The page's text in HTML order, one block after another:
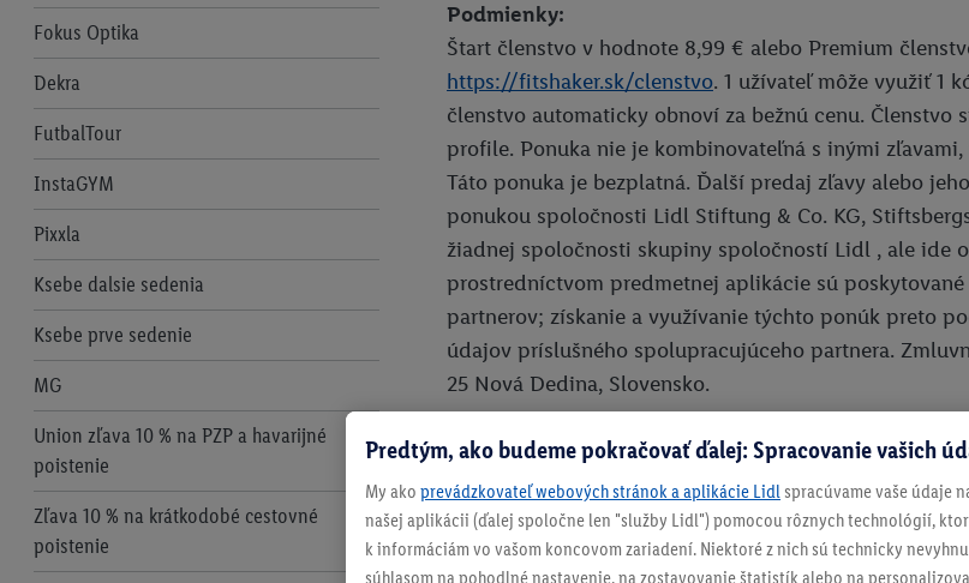
Fokus Optika
Dekra
FutbalTour
InstaGYM
Pixxla
Ksebe dalsie sedenia
Ksebe prve sedenie
MG
Union zľava 10 % na PZP a havarijné
poistenie
Zľava 10 % na krátkodobé cestovné
poistenie
Podmienky:
Štart členstvo v hodnote 8,99 € alebo Premium
https://fitshaker.sk/clenstvo. 1 užívateľ môže využiť 1
členstvo automaticky obnoví za bežnú cenu.
profile. Ponuka nie je kombinovateľná s inými
Táto ponuka je bezplatná. Ďalší predaj zľavy alebo
ponukou spoločnosti Lidl Stiftung & Co. KG,
žiadnej spoločnosti skupiny spoločností Lidl , ale ide
prostredníctvom predmetnej aplikácie sú
partnerov; získanie a využívanie týchto ponúk preto
údajov príslušného spolupracujúceho partnera.
25 Nová Dedina, Slovensko.
Postup pre uplatnenie zľavového kódu:
Skopíruj si kód z aplikácie Lidl Plus.
Na stránke fitshaker.sk sa prihlás do svojho účtu
Na hlavnej stránke hore vo fialovom banneri alebo vo
Predtým, ako budeme pokračovať ďalej: Spracovanie vašich
My ako prevádzkovateľ webových stránok a aplikácie Lidl spracúvame vaše údaje
našej aplikácii (ďalej spoločne len "služby Lidl") pomocou rôznych technológií,
k informáciám vo vašom koncovom zariadení. Niektoré z nich sú technicky
súhlasom na pohodlné nastavenie, na zostavovanie štatistík alebo na